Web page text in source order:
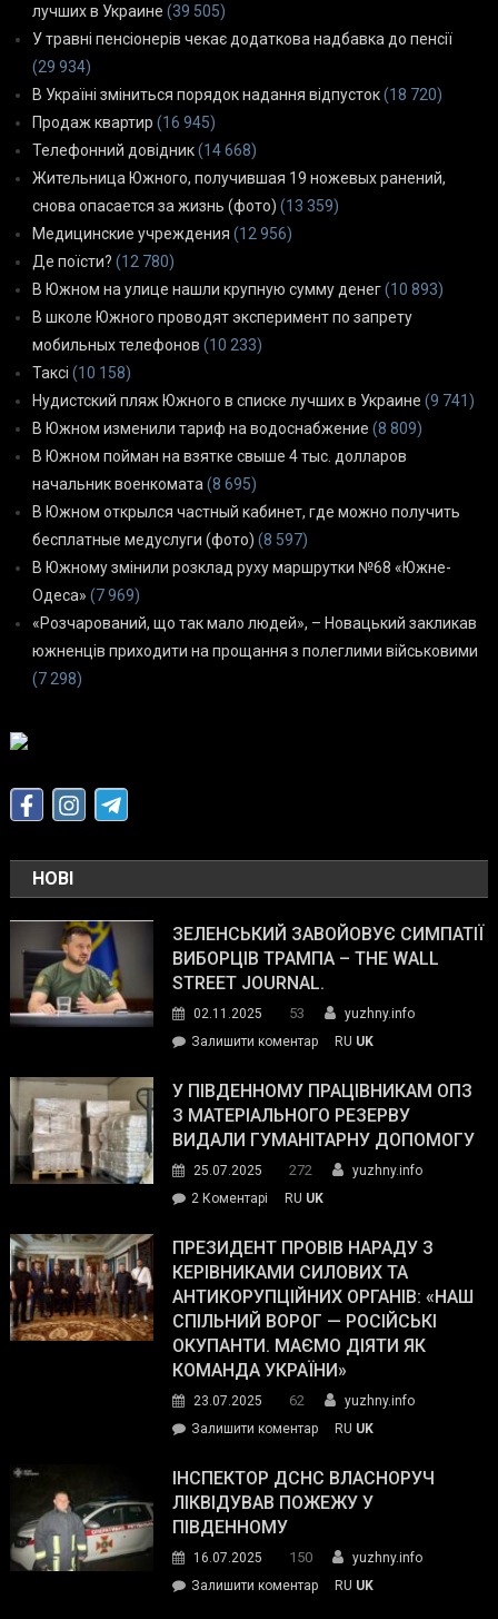
лучших в Украине (39 505)
У травні пенсіонерів чекає додаткова надбавка до пенсії
(29 934)
В Україні зміниться порядок надання відпусток(18 720)
Продаж квартир (16 945)
Телефонний довідник(14 668)
Жительница Южного, получившая 19 ножевых ранений,
снова опасается за жизнь (фото) (13 359)
Медицинские учреждения (12 956)
Де поїсти? (12 780)
В Южном на улице нашли крупную сумму денег(10 893)
В школе Южного проводят эксперимент по запрету
мобильных телефонов (10 233)
Таксі (10 158)
Нудистский пляж Южного в списке лучших в Украине (9 741)
В Южном изменили тариф на водоснабжение (8 809)
В Южном пойман на взятке свыше 4 тыс. долларов
начальник военкомата (8 695)
В Южном открылся частный кабинет, где можно получить
бесплатные медуслуги (фото) (8 597)
В Южному змінили розклад руху маршрутки №68 «Южне-
Одеса» (7 969)
«Розчарований, що так мало людей», – Новацький закликав
южненців приходити на прощання з полеглими військовими
(7 298)
НОВІ
ЗЕЛЕНСЬКИЙ ЗАВОЙОВУЄ СИМПАТІЇ
ВИБОРЦІВ ТРАМПА – THE WALL
STREET JOURNAL.
02.11.2025 53
yuzhny.info
Залишити коментарon
завойовує
симпатії
виборців
The
Street
Journal.
RU UK
У ПІВДЕННОМУ ПРАЦІВНИКАМ ОПЗ
З МАТЕРІАЛЬНОГО РЕЗЕРВУ
ВИДАЛИ ГУМАНІТАРНУ ДОПОМОГУ
25.07.2025 272
yuzhny.info
2 Коментарі
Південному
працівникам
ОПЗ
з
матеріального
резерву
гуманітарну
допомогу
RU UK
ПРЕЗИДЕНТ ПРОВІВ НАРАДУ З
КЕРІВНИКАМИ СИЛОВИХ ТА
АНТИКОРУПЦІЙНИХ ОРГАНІВ: «НАШ
СПІЛЬНИЙ ВОРОГ — РОСІЙСЬКІ
ОКУПАНТИ. МАЄМО ДІЯТИ ЯК
КОМАНДА УКРАЇНИ»
23.07.2025 62
yuzhny.info
Залишити коментарon
провів
нараду
силових
та
RU UK
ІНСПЕКТОР ДСНС ВЛАСНОРУЧ
ЛІКВІДУВАВ ПОЖЕЖУ У
ПІВДЕННОМУ
16.07.2025 150
yuzhny.info
Залишити коментарon
RU UK